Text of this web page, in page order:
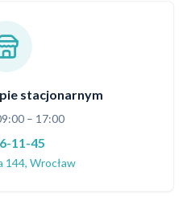
stacjonarnym
– 17:00
11-45
144, Wrocław